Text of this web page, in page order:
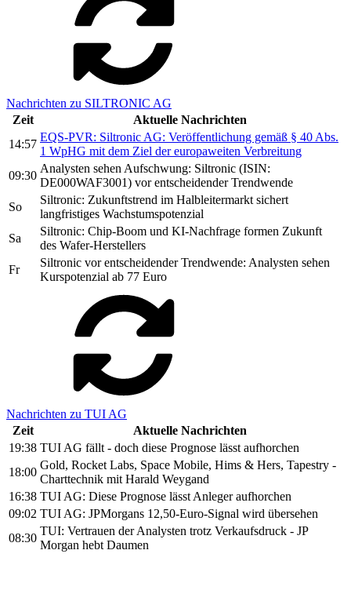
Nachrichten zu SILTRONIC AG
Zeit
Aktuelle Nachrichten
14:57
EQS-PVR: Siltronic AG: Veröffentlichung gemäß § 40 Abs.
1 WpHG mit dem Ziel der europaweiten Verbreitung
09:30
Analysten sehen Aufschwung: Siltronic (ISIN:
DE000WAF3001) vor entscheidender Trendwende
So
Siltronic: Zukunftstrend im Halbleitermarkt sichert
langfristiges Wachstumspotenzial
Sa
Siltronic: Chip-Boom und KI-Nachfrage formen Zukunft
des Wafer-Herstellers
Fr
Siltronic vor entscheidender Trendwende: Analysten sehen
Kurspotenzial ab 77 Euro
Nachrichten zu TUI AG
Zeit
Aktuelle Nachrichten
19:38 TUI AG fällt - doch diese Prognose lässt aufhorchen
18:00
Gold, Rocket Labs, Space Mobile, Hims & Hers, Tapestry -
Charttechnik mit Harald Weygand
16:38 TUI AG: Diese Prognose lässt Anleger aufhorchen
09:02 TUI AG: JPMorgans 12,50-Euro-Signal wird übersehen
08:30
TUI: Vertrauen der Analysten trotz Verkaufsdruck - JP
Morgan hebt Daumen